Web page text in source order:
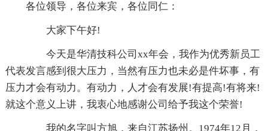
各位领导，各位来宾，各位同仁：
大家下午好!
今天是华清技科公司xx年会，我作为优秀新员工
代表发言感到很大压力，当然有压力也未必是件坏事，有
压力才会有动力。有动力，人才会有发展!有提高!有将来!
就这个意义上讲，我衷心地感谢公司给予我这个荣誉!
我的名字叫方旭，来自江苏扬州。1974年12月，